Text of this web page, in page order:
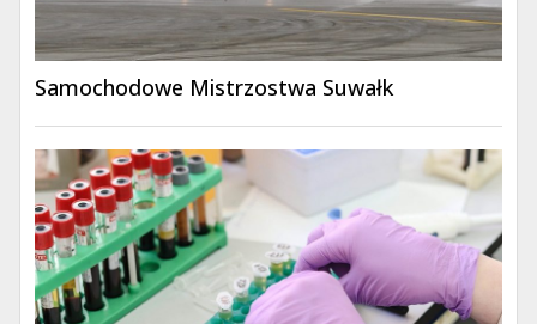
Samochodowe Mistrzostwa Suwałk